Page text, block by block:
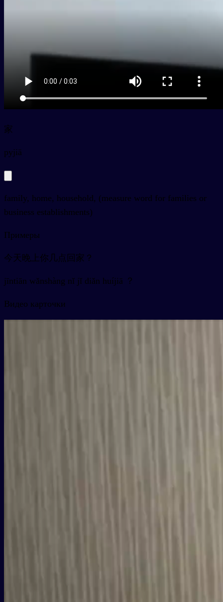
家
pyjiā
family, home, household, (measure word for families or
business establishments)
Примеры
今天晚上你几点回家？
jīntiān wǎnshàng nǐ jǐ diǎn huíjiā ？
Видео карточки